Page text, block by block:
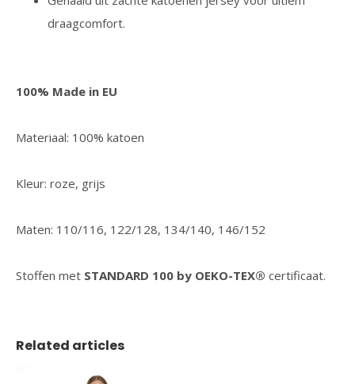
draagcomfort.
100% Made in EU
Materiaal: 100% katoen
Kleur: roze, grijs
Maten: 110/116, 122/128, 134/140, 146/152
Stoffen met STANDARD 100 by OEKO-TEX® certificaat.
Related articles